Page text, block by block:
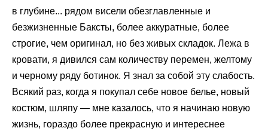
в глубине... рядом висели обезглавленные и
безжизненные Баксты, более аккуратные, более
строгие, чем оригинал, но без живых складок. Лежа в
кровати, я дивился сам количеству перемен, желтому
и черному ряду ботинок. Я знал за собой эту слабость.
Всякий раз, когда я покупал себе новое белье, новый
костюм, шляпу — мне казалось, что я начинаю новую
жизнь, гораздо более прекрасную и интереснее